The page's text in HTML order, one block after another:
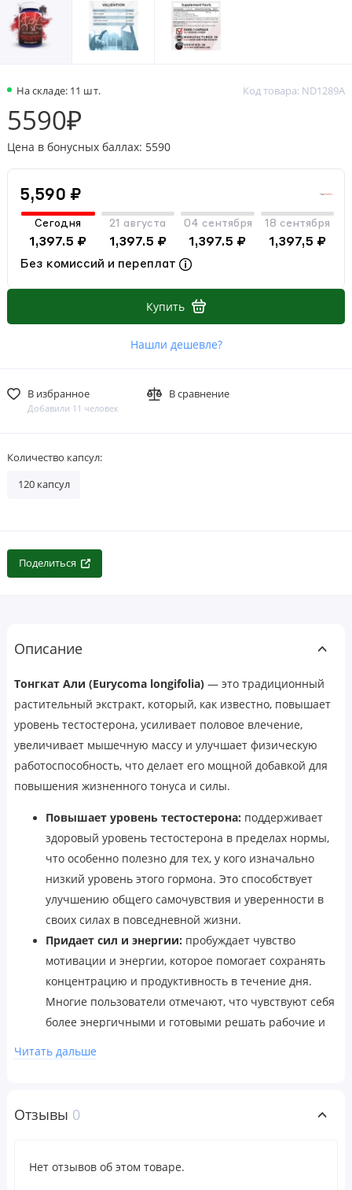
На складе: 11 шт. Код товара: ND1289A
5590₽
Цена в бонусных баллах: 5590
5,590 ₽
Сегодня
1,397.5 ₽
21 августа
1,397.5 ₽
04 сентября
1,397.5 ₽
18 сентября
1,397,5 ₽
Без комиссий и переплат
Купить
Нашли дешевле?
В избранное
Добавили 11 человек
В сравнение
Количество капсул:
120 капсул
Поделиться
Описание
Тонгкат Али (Eurycoma longifolia) — это традиционный
растительный экстракт, который, как известно, повышает
уровень тестостерона, усиливает половое влечение,
увеличивает мышечную массу и улучшает физическую
работоспособность, что делает его мощной добавкой для
повышения жизненного тонуса и силы.
Повышает уровень тестостерона: поддерживает
здоровый уровень тестостерона в пределах нормы,
что особенно полезно для тех, у кого изначально
низкий уровень этого гормона. Это способствует
улучшению общего самочувствия и уверенности в
своих силах в повседневной жизни.
Придает сил и энергии: пробуждает чувство
мотивации и энергии, которое помогает сохранять
концентрацию и продуктивность в течение дня.
Многие пользователи отмечают, что чувствуют себя
более энергичными и готовыми решать рабочие и
Помогает увеличить мышечную массу:
и достижению целей по коррекции состава тела.
экстракт может дополнить программу тренировок
Читать дальше
Отзывы 0
Нет отзывов об этом товаре.